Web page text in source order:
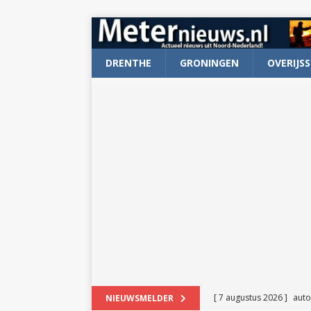
DRENTHE GRONINGEN
NIEUWSMELDER [ 7 augustus 2026 ]